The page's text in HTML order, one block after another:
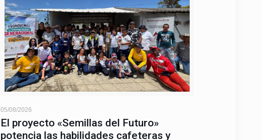
05/08/2026
El proyecto «Semillas del Futuro»
potencia las habilidades cafeteras y